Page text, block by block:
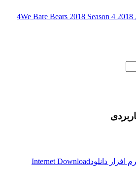
We Bare Bears 2018 Season 4
Internet Download